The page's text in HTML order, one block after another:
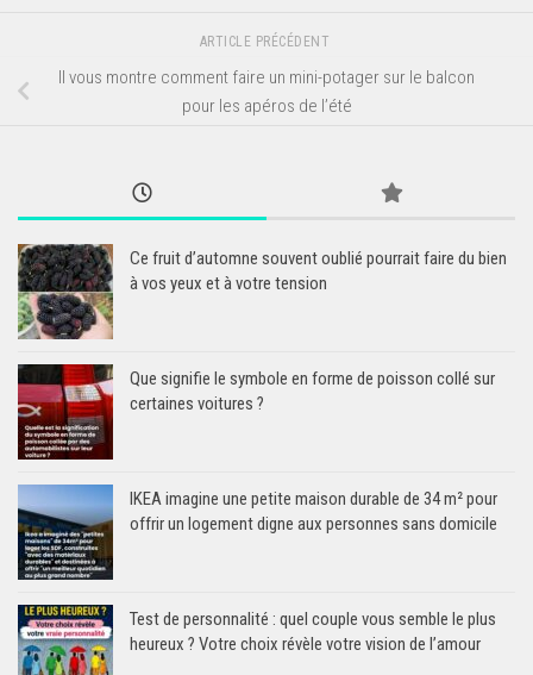
ARTICLE PRÉCÉDENT
Il vous montre comment faire un mini-potager sur le balcon
pour les apéros de l’été
Ce fruit d’automne souvent oublié pourrait faire du bien
à vos yeux et à votre tension
Que signifie le symbole en forme de poisson collé sur
certaines voitures ?
IKEA imagine une petite maison durable de 34 m² pour
offrir un logement digne aux personnes sans domicile
Test de personnalité : quel couple vous semble le plus
heureux ? Votre choix révèle votre vision de l’amour